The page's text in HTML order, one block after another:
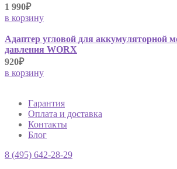
1 990₽
в корзину
Адаптер угловой для аккумуляторной
давления WORX
920₽
в корзину
Гарантия
Оплата и доставка
Контакты
Блог
8 (495) 642-28-29